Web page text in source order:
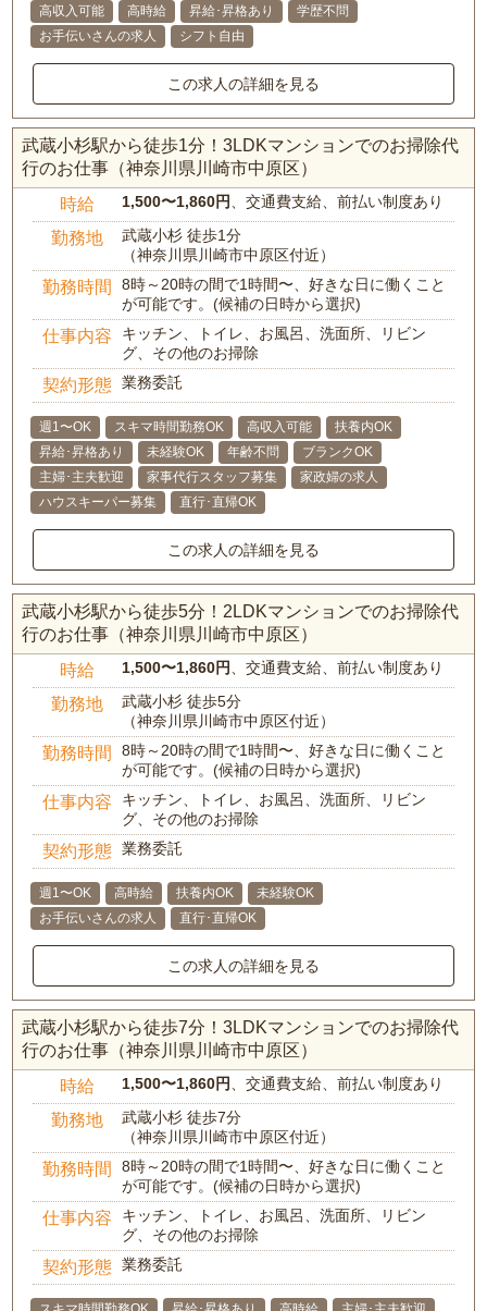
高収入可能 高時給 昇給･昇格あり
学歴不問
お手伝いさんの求人
シフト自由
この求人の詳細を見る
武蔵小杉駅から徒歩1分！3LDKマンションでのお掃除代
行のお仕事（神奈川県川崎市中原区）
時給 1,500〜1,860円、交通費支給、前払い制度あり
勤務地
武蔵小杉 徒歩1分
（神奈川県川崎市中原区付近）
勤務時間
8時～20時の間で1時間〜、好きな日に働くこと
が可能です。(候補の日時から選択)
仕事内容
キッチン、トイレ、お風呂、洗面所、リビン
グ、その他のお掃除
契約形態 業務委託
週1〜OK スキマ時間勤務OK 高収入可能
扶養内OK
昇給･昇格あり
未経験OK 年齢不問
ブランクOK
主婦･主夫歓迎
家事代行スタッフ募集
家政婦の求人
ハウスキーパー募集
直行･直帰OK
この求人の詳細を見る
武蔵小杉駅から徒歩5分！2LDKマンションでのお掃除代
行のお仕事（神奈川県川崎市中原区）
時給 1,500〜1,860円、交通費支給、前払い制度あり
勤務地
武蔵小杉 徒歩5分
（神奈川県川崎市中原区付近）
勤務時間
8時～20時の間で1時間〜、好きな日に働くこと
が可能です。(候補の日時から選択)
仕事内容
キッチン、トイレ、お風呂、洗面所、リビン
グ、その他のお掃除
契約形態 業務委託
週1〜OK 高時給 扶養内OK
未経験OK
お手伝いさんの求人
直行･直帰OK
この求人の詳細を見る
武蔵小杉駅から徒歩7分！3LDKマンションでのお掃除代
行のお仕事（神奈川県川崎市中原区）
時給 1,500〜1,860円、交通費支給、前払い制度あり
勤務地
武蔵小杉 徒歩7分
（神奈川県川崎市中原区付近）
勤務時間
8時～20時の間で1時間〜、好きな日に働くこと
が可能です。(候補の日時から選択)
仕事内容
キッチン、トイレ、お風呂、洗面所、リビン
グ、その他のお掃除
契約形態 業務委託